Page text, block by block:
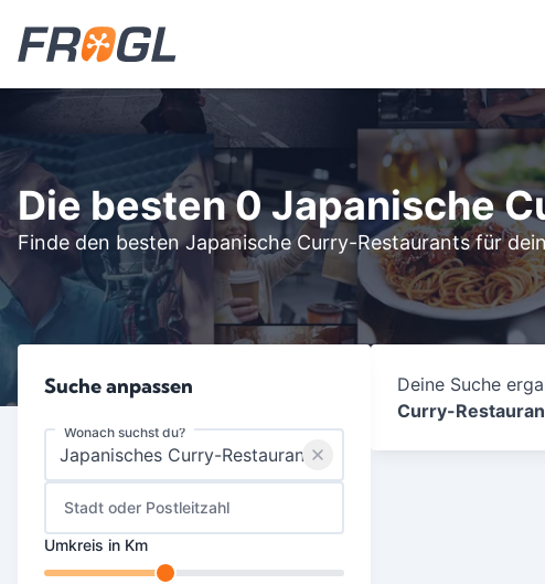
Die besten 0 Japanische
Finde den besten Japanische Curry-Restaurants für
Suche anpassen
Wonach suchst du?
Stadt oder Postleitzahl
Umkreis in Km
Deine Suche
Curry-